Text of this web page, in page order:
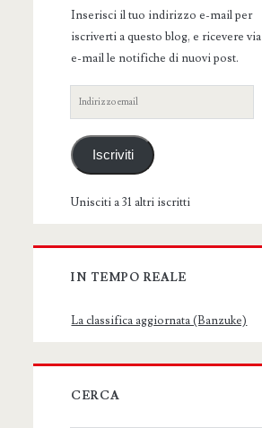
Inserisci il tuo indirizzo e-mail per
iscriverti a questo blog, e ricevere via
e-mail le notifiche di nuovi post.
Indirizzo
email
Iscriviti
Unisciti a 31 altri iscritti
IN TEMPO REALE
La classifica aggiornata (Banzuke)
CERCA